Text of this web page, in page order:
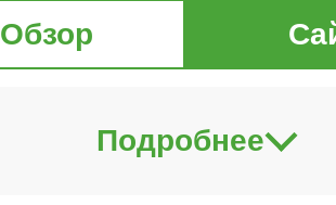
Обзор
Подробнее